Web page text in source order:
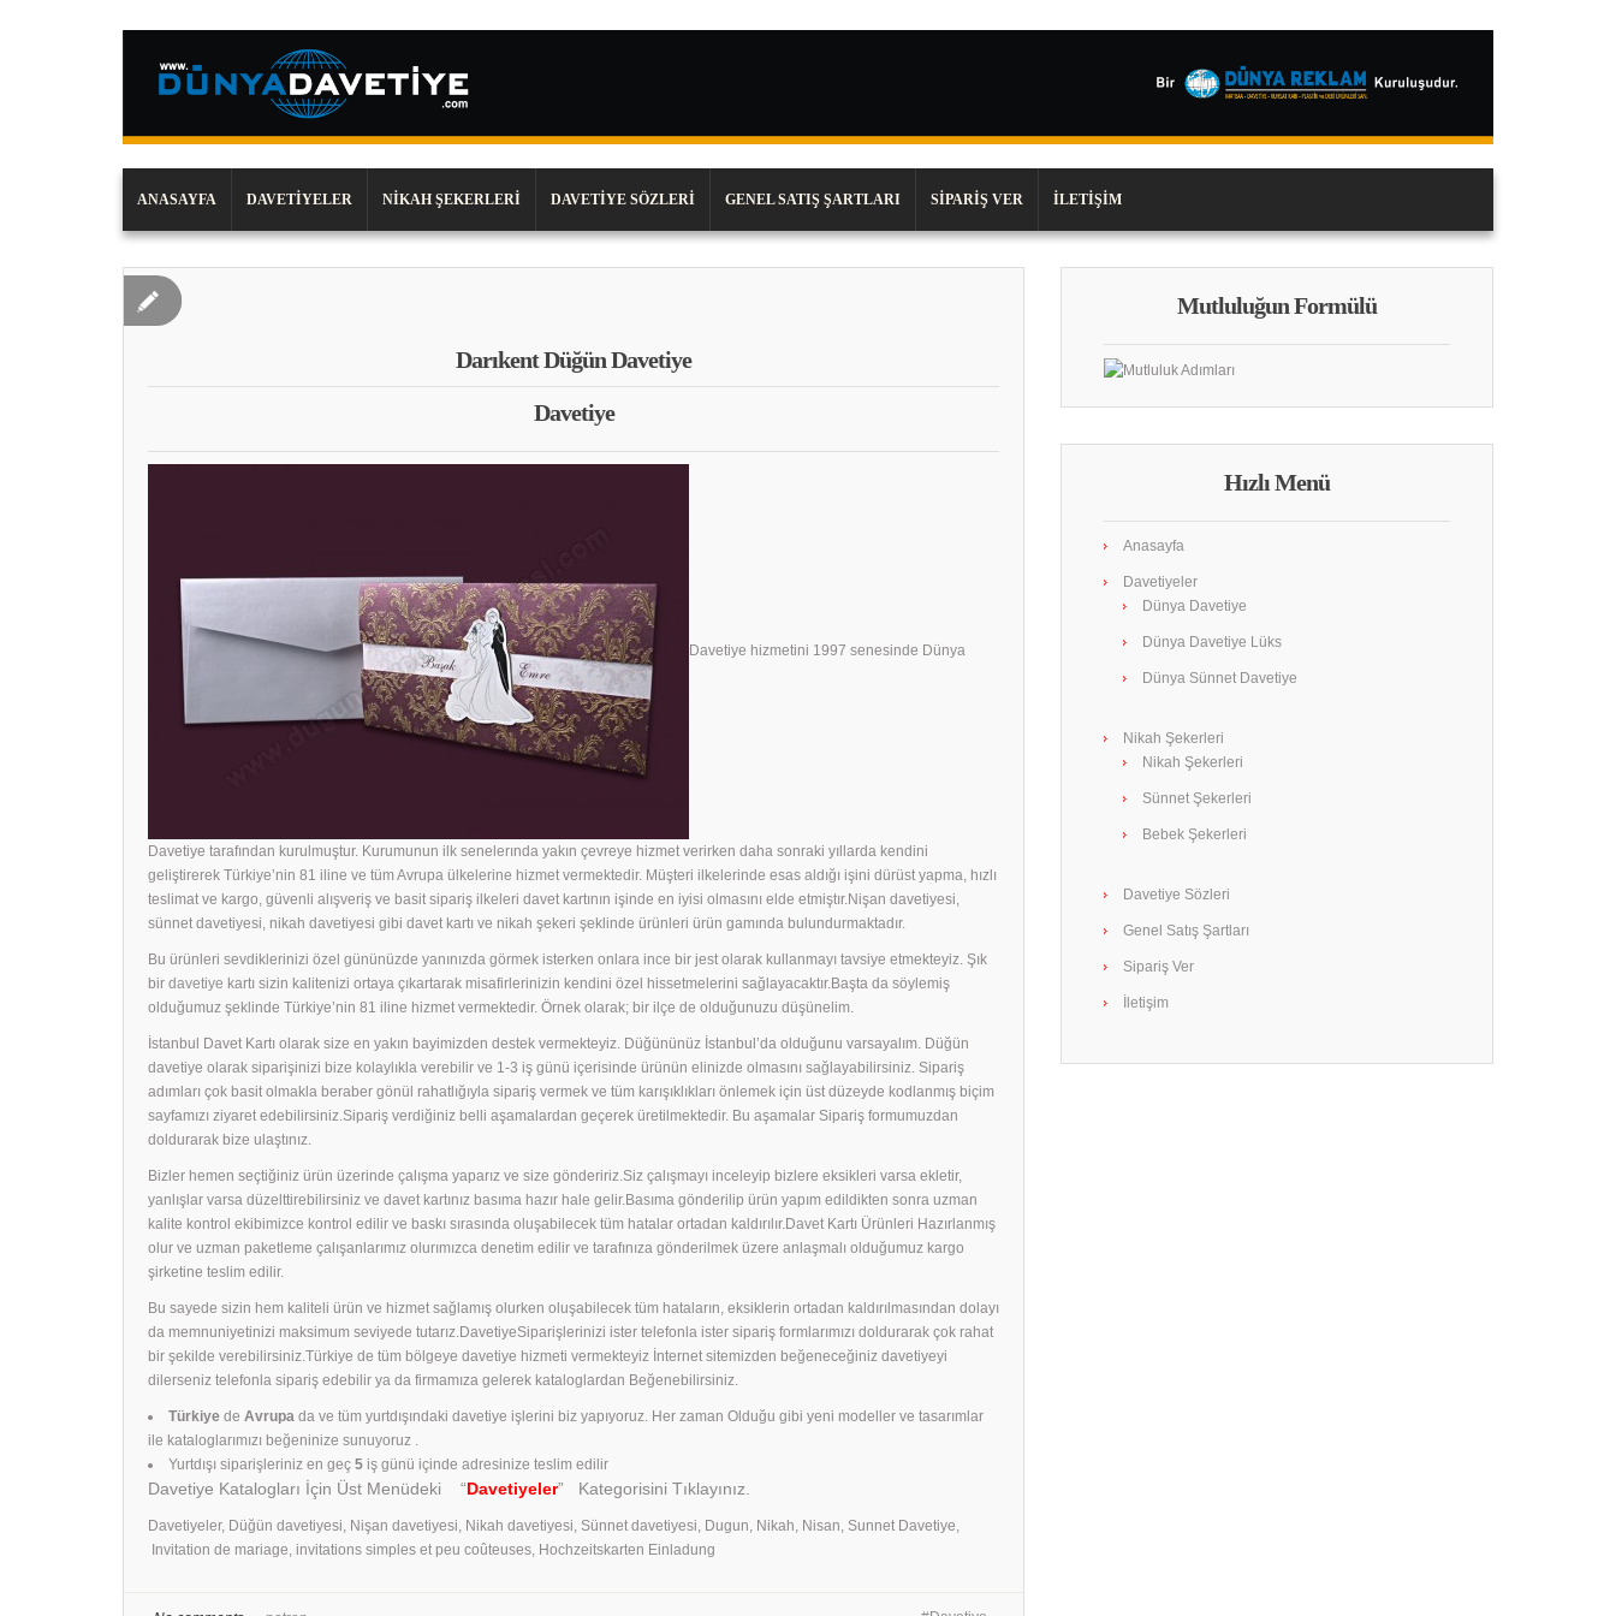
ANASAYFA DAVETIYELER NIKAH ŞEKERLERI DAVETIYE SÖZLERI GENEL SATIŞ ŞARTLARI SIPARIŞ VER İLETIŞIM
Darıkent Düğün Davetiye
Davetiye
Davetiye hizmetini 1997 senesinde Dünya
Davetiye tarafından kurulmuştur. Kurumunun ilk senelerında yakın çevreye hizmet verirken daha sonraki yıllarda kendini
geliştirerek Türkiye’nin 81 iline ve tüm Avrupa ülkelerine hizmet vermektedir. Müşteri ilkelerinde esas aldığı işini dürüst yapma, hızlı
teslimat ve kargo, güvenli alışveriş ve basit sipariş ilkeleri davet kartının işinde en iyisi olmasını elde etmiştır.Nişan davetiyesi,
sünnet davetiyesi, nikah davetiyesi gibi davet kartı ve nikah şekeri şeklinde ürünleri ürün gamında bulundurmaktadır.
Bu ürünleri sevdiklerinizi özel gününüzde yanınızda görmek isterken onlara ince bir jest olarak kullanmayı tavsiye etmekteyiz. Şık
bir davetiye kartı sizin kalitenizi ortaya çıkartarak misafirlerinizin kendini özel hissetmelerini sağlayacaktır.Başta da söylemiş
olduğumuz şeklinde Türkiye’nin 81 iline hizmet vermektedir. Örnek olarak; bir ilçe de olduğunuzu düşünelim.
İstanbul Davet Kartı olarak size en yakın bayimizden destek vermekteyiz. Düğününüz İstanbul’da olduğunu varsayalım. Düğün
davetiye olarak siparişinizi bize kolaylıkla verebilir ve 1-3 iş günü içerisinde ürünün elinizde olmasını sağlayabilirsiniz. Sipariş
adımları çok basit olmakla beraber gönül rahatlığıyla sipariş vermek ve tüm karışıklıkları önlemek için üst düzeyde kodlanmış biçim
sayfamızı ziyaret edebilirsiniz.Sipariş verdiğiniz belli aşamalardan geçerek üretilmektedir. Bu aşamalar Sipariş formumuzdan
doldurarak bize ulaştınız.
Bizler hemen seçtiğiniz ürün üzerinde çalışma yaparız ve size göndeririz.Siz çalışmayı inceleyip bizlere eksikleri varsa ekletir,
yanlışlar varsa düzelttirebilirsiniz ve davet kartınız basıma hazır hale gelir.Basıma gönderilip ürün yapım edildikten sonra uzman
kalite kontrol ekibimizce kontrol edilir ve baskı sırasında oluşabilecek tüm hatalar ortadan kaldırılır.Davet Kartı Ürünleri Hazırlanmış
olur ve uzman paketleme çalışanlarımız olurımızca denetim edilir ve tarafınıza gönderilmek üzere anlaşmalı olduğumuz kargo
şirketine teslim edilir.
Bu sayede sizin hem kaliteli ürün ve hizmet sağlamış olurken oluşabilecek tüm hataların, eksiklerin ortadan kaldırılmasından dolayı
da memnuniyetinizi maksimum seviyede tutarız.DavetiyeSiparişlerinizi ister telefonla ister sipariş formlarımızı doldurarak çok rahat
bir şekilde verebilirsiniz.Türkiye de tüm bölgeye davetiye hizmeti vermekteyiz İnternet sitemizden beğeneceğiniz davetiyeyi
dilerseniz telefonla sipariş edebilir ya da firmamıza gelerek kataloglardan Beğenebilirsiniz.
Türkiye de Avrupa da ve tüm yurtdışındaki davetiye işlerini biz yapıyoruz. Her zaman Olduğu gibi yeni modeller ve tasarımlar
ile kataloglarımızı beğeninize sunuyoruz .
Yurtdışı siparişleriniz en geç 5 iş günü içinde adresinize teslim edilir
Davetiye Katalogları İçin Üst Menüdeki “Davetiyeler” Kategorisini Tıklayınız.
Davetiyeler, Düğün davetiyesi, Nişan davetiyesi, Nikah davetiyesi, Sünnet davetiyesi, Dugun, Nikah, Nisan, Sunnet Davetiye,
Invitation de mariage, invitations simples et peu coûteuses, Hochzeitskarten Einladung
Mutluluğun Formülü
Hızlı Menü
Anasayfa
Davetiyeler
Dünya Davetiye
Dünya Davetiye Lüks
Dünya Sünnet Davetiye
Nikah Şekerleri
Nikah Şekerleri
Sünnet Şekerleri
Bebek Şekerleri
Davetiye Sözleri
Genel Satış Şartları
Sipariş Ver
İletişim